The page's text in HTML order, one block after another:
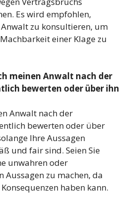
Es wird empfohlen,
zu konsultieren, um
einer Klage zu
meinen Anwalt nach der
bewerten oder über ihn
Anwalt nach der
bewerten oder über
Ihre Aussagen
und fair sind. Seien Sie
unwahren oder
Aussagen zu machen, da
haben kann.